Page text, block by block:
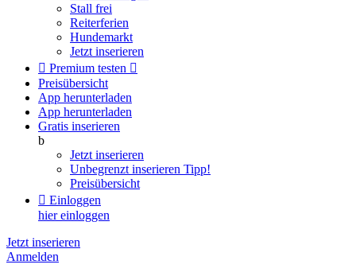
Stall frei
Reiterferien
Hundemarkt
Jetzt inserieren
 Premium testen 
Preisübersicht
App herunterladen
App herunterladen
Gratis inserieren
b
Jetzt inserieren
Unbegrenzt inserieren Tipp!
Preisübersicht
 Einloggen
hier einloggen
Jetzt inserieren
Anmelden